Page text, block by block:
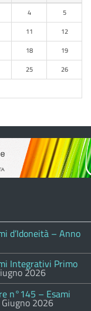
4
5
11
12
18
19
25
26
d’Idoneità – Anno
Integrativi Primo
2026
n°145 – Esami
2026